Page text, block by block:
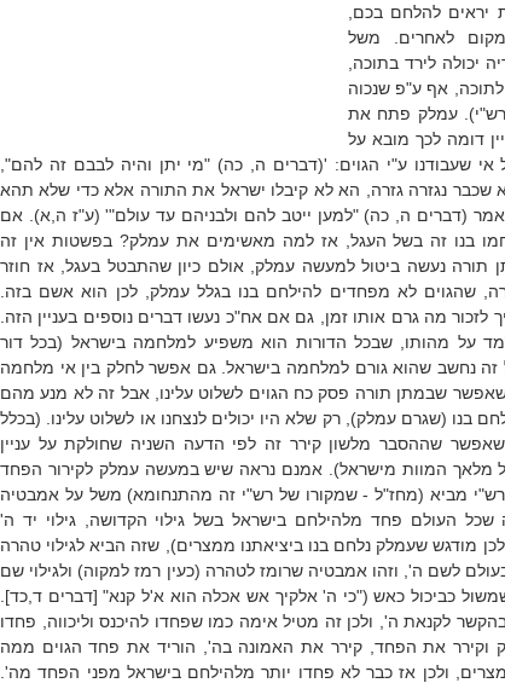
יראים להלחם בכם,
לאחרים. משל
יכולה לירד בתוכה,
אף ע"פ שנכוה
עמלק פתח את
דומה לכך מובא על
שעבודנו ע"י הגוים: '(דברים ה, כה) "מי יתן והיה לבבם זה להם",
נגזרה גזרה, הא לא קיבלו ישראל את התורה אלא כדי שלא תהא
(דברים ה, כה) "למען ייטב להם ולבניהם עד עולם"' (ע"ז ה,א). אם
בנו זה בשל העגל, אז למה מאשימים את עמלק? בפשטות אין זה
נעשה ביטול למעשה עמלק, אולם כיון שהתבטל בעגל, אז חוזר
שהגוים לא מפחדים להילחם בנו בגלל עמלק, לכן הוא אשם בזה.
לזכור מה גרם אותו זמן, גם אם אח"כ נעשו דברים נוספים בעניין הזה.
על מהותו, שבכל הדורות הוא משפיע למלחמה בישראל (בכל דור
זה נחשב שהוא גורם למלחמה בישראל. גם אפשר לחלק בין אי מלחמה
שאפשר שבמתן תורה פסק כח הגוים לשלוט עלינו, אבל זה לא מנע מהם
בנו (שגרם עמלק), רק שלא היו יכולים לנצחנו או לשלוט עלינו. (בכלל
שההסבר מלשון קירר זה לפי הדעה השניה שחולקת על עניין
מלאך המוות מישראל). אמנם נראה שיש במעשה עמלק לקירור הפחד
מביא (מחז"ל - שמקורו של רש"י זה מהתנחומא) משל על אמבטיה
העולם פחד מלהילחם בישראל בשל גילוי הקדושה, גילוי יד ה'
מודגש שעמלק נלחם בנו ביציאתנו ממצרים), שזה הביא לגילוי טהרה
לשם ה', וזהו אמבטיה שרומז לטהרה (כעין רמז למקוה) ולגילוי שם
כביכול כאש ("כי ה' אלקיך אש אכלה הוא א'ל קנא" [דברים ד,כד].
לקנאת ה', ולכן זה מטיל אימה כמו שפחדו להיכנס וליכווה, פחדו
וקירר את הפחד, קירר את האמונה בה', הוריד את פחד הגוים ממה
ולכן אז כבר לא פחדו יותר מלהילחם בישראל מפני הפחד מה'.